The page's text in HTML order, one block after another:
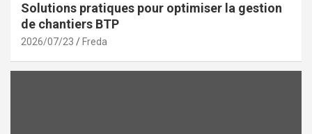
Solutions pratiques pour optimiser la gestion
de chantiers BTP
2026/07/23 Freda